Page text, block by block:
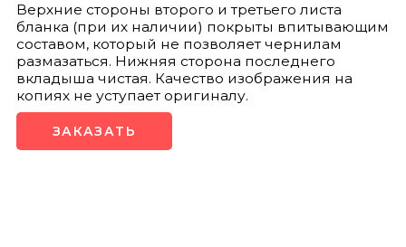
Верхние стороны второго и третьего листа
бланка (при их наличии) покрыты впитывающим
составом, который не позволяет чернилам
размазаться. Нижняя сторона последнего
вкладыша чистая. Качество изображения на
копиях не уступает оригиналу.
ЗАКАЗАТЬ